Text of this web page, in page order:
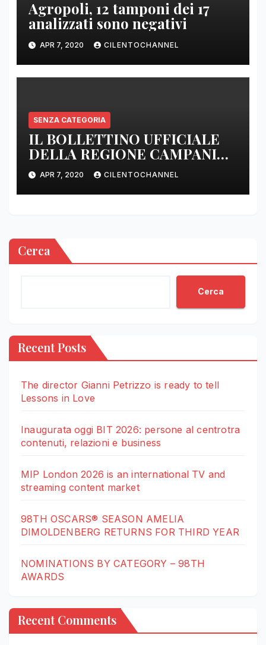
Agropoli, 12 tamponi dei 17
analizzati sono negativi
APR 7, 2020 CILENTOCHANNEL
SENZA CATEGORIA
IL BOLLETTINO UFFICIALE
DELLA REGIONE CAMPANIA
DELLE ORE 22.00
APR 7, 2020 CILENTOCHANNEL
Cerca
Cerca
Recent Posts
The director Gianni Petrizzo is ready to tell
Lessons in Love
Inaugurata oggi BIT 2026: persone al centrotra
contenuti, relazioni e business
MIP London 2026 is an international TV and
streaming content market
98TH OSCARS® SEASON AMELIA
DIMOLDENBERG RETURNS FOR THIRD YEAR
NOMINATIONS BY CATEGORY – 98TH
AWARDS
Recent Comments